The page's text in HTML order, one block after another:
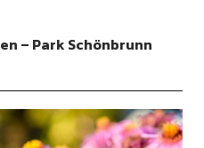
– Park Schönbrunn